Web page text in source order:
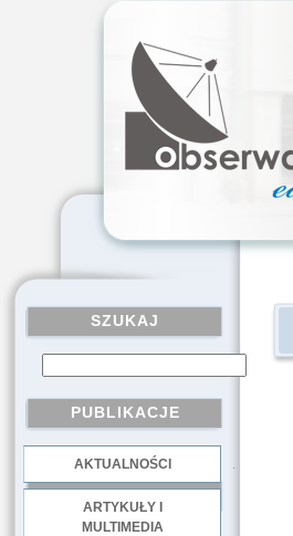
SZUKAJ
PUBLIKACJE
AKTUALNOŚCI
ARTYKUŁY I
MULTIMEDIA